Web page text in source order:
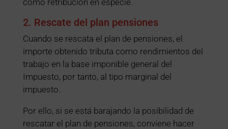
2. Rescate del plan pensiones
Cuando se rescata el plan de pensiones, el
importe obtenido tributa como rendimientos del
trabajo en la base imponible general del
Impuesto, por tanto, al tipo marginal del
impuesto.
Por ello, si se está barajando la posibilidad de
rescatar el plan de pensiones, conviene hacer